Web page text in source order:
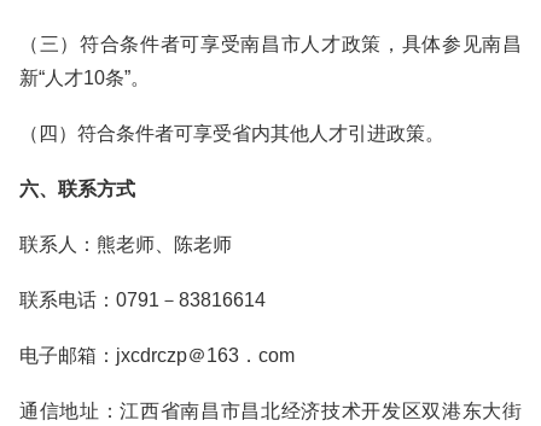
（三）符合条件者可享受南昌市人才政策，具体参见南昌
新“人才10条”。
（四）符合条件者可享受省内其他人才引进政策。
六、联系方式
联系人：熊老师、陈老师
联系电话：0791－83816614
电子邮箱：jxcdrczp＠163．com
通信地址：江西省南昌市昌北经济技术开发区双港东大街